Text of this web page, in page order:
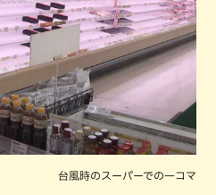
台風時のスーパーでの一コマ